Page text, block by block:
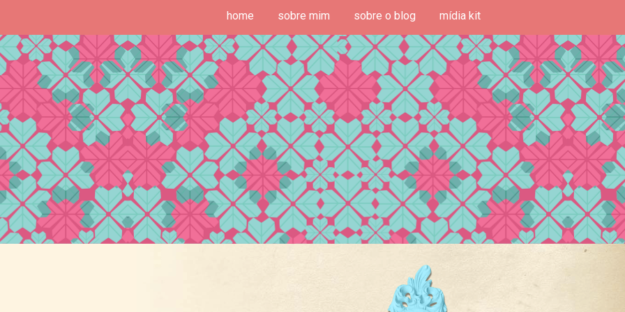
home sobre mim sobre o blog mídia kit
de Fim de Semana